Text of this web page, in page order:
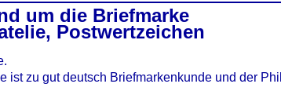
um die Briefmarke
Postwertzeichen
ist zu gut deutsch Briefmarkenkunde und der